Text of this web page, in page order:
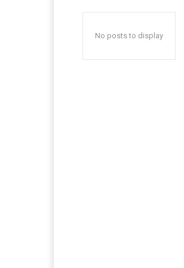
No posts to display